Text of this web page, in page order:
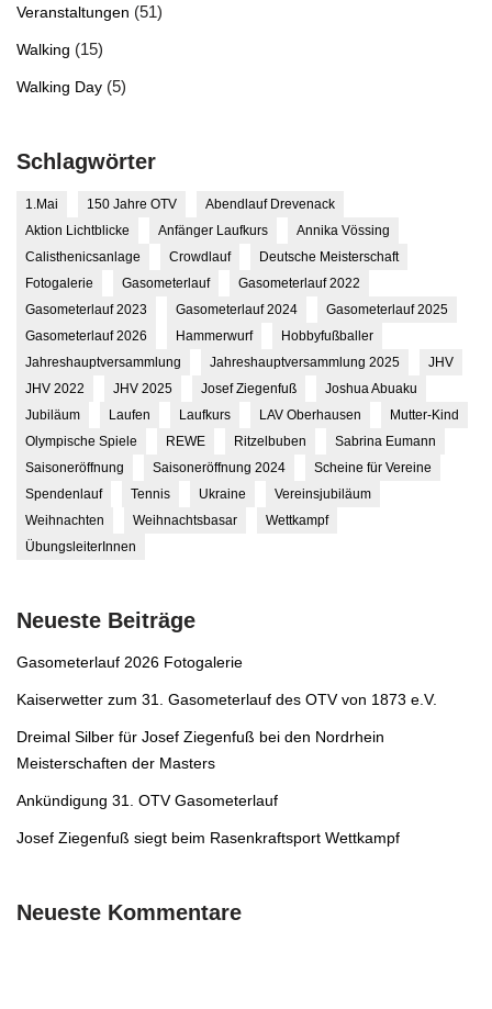
Veranstaltungen (51)
Walking (15)
Walking Day (5)
Schlagwörter
1.Mai 150 Jahre OTV
Abendlauf Drevenack
Aktion Lichtblicke
Anfänger Laufkurs
Annika Vössing
Calisthenicsanlage
Crowdlauf
Deutsche Meisterschaft
Fotogalerie
Gasometerlauf
Gasometerlauf 2022
Gasometerlauf 2023
Gasometerlauf 2024
Gasometerlauf 2025
Gasometerlauf 2026
Hammerwurf
Hobbyfußballer
Jahreshauptversammlung
Jahreshauptversammlung 2025
JHV
JHV 2022
JHV 2025 Josef Ziegenfuß
Joshua Abuaku
Jubiläum
Laufen Laufkurs LAV Oberhausen
Mutter-Kind
Olympische Spiele
REWE Ritzelbuben
Sabrina Eumann
Saisoneröffnung
Saisoneröffnung 2024
Scheine für Vereine
Spendenlauf
Tennis Ukraine
Vereinsjubiläum
Weihnachten
Weihnachtsbasar
Wettkampf
ÜbungsleiterInnen
Neueste Beiträge
Gasometerlauf 2026 Fotogalerie
Kaiserwetter zum 31. Gasometerlauf des OTV von 1873 e.V.
Dreimal Silber für Josef Ziegenfuß bei den Nordrhein
Meisterschaften der Masters
Ankündigung 31. OTV Gasometerlauf
Josef Ziegenfuß siegt beim Rasenkraftsport Wettkampf
Neueste Kommentare